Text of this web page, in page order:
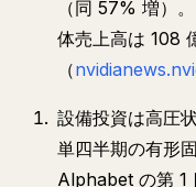
（同 57% 増）
体売上高は 108
（
設備投資は高圧
単四半期の有形
Alphabet の第 1